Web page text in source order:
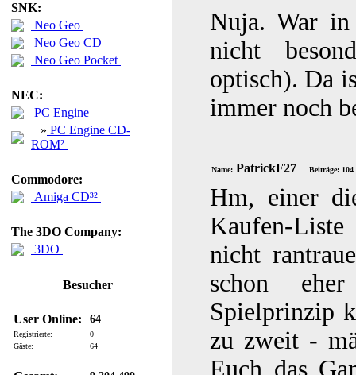
SNK:
Neo Geo
Neo Geo CD
Neo Geo Pocket
NEC:
PC Engine
» PC Engine CD-
ROM²
Commodore:
Amiga CD³²
The 3DO Company:
3DO
Besucher
User Online: 64
Registrierte:
0
Gäste:
64
Nuja. War in
nicht
optisch). Da
immer noch
Name: PatrickF27 Beiträge: 104
Hm, einer
Kaufen-
nicht
schon
Spielprinzip
zu zweit -
Euch das